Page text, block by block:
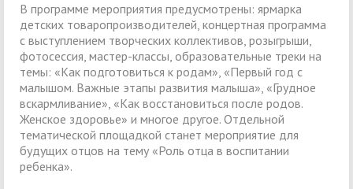
В программе мероприятия предусмотрены: ярмарка
детских товаропроизводителей, концертная программа
с выступлением творческих коллективов, розыгрыши,
фотосессия, мастер-классы, образовательные треки на
темы: «Как подготовиться к родам», «Первый год с
малышом. Важные этапы развития малыша», «Грудное
вскармливание», «Как восстановиться после родов.
Женское здоровье» и многое другое. Отдельной
тематической площадкой станет мероприятие для
будущих отцов на тему «Роль отца в воспитании
ребенка».